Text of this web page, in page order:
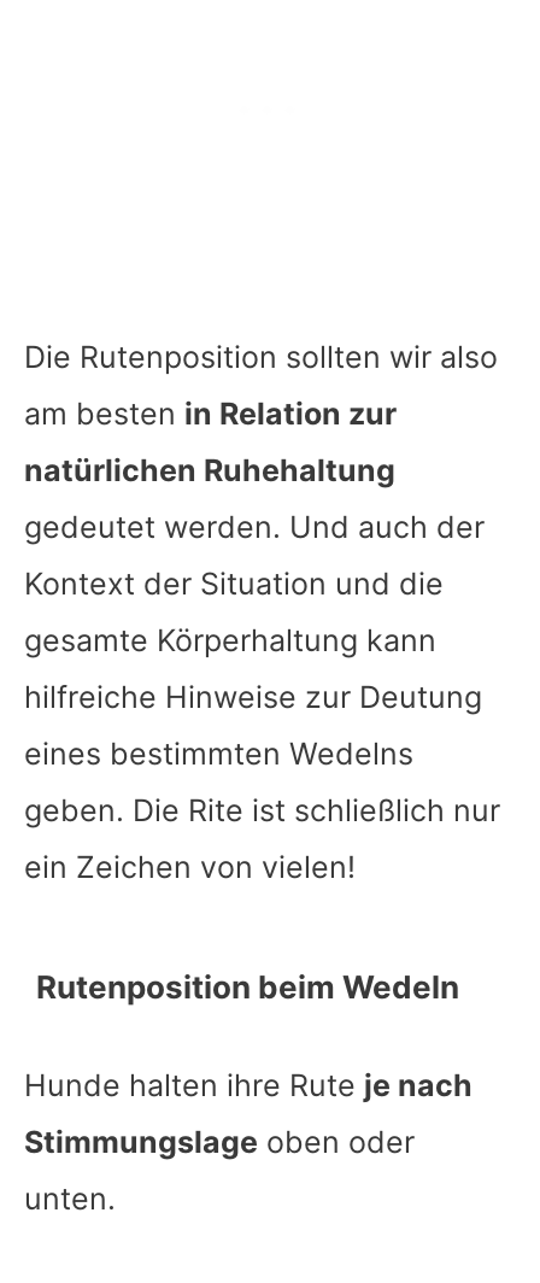
Die Rutenposition sollten wir also
am besten in Relation zur
natürlichen Ruhehaltung
gedeutet werden. Und auch der
Kontext der Situation und die
gesamte Körperhaltung kann
hilfreiche Hinweise zur Deutung
eines bestimmten Wedelns
geben. Die Rite ist schließlich nur
ein Zeichen von vielen!
Rutenposition beim Wedeln
Hunde halten ihre Rute je nach
Stimmungslage oben oder
unten.